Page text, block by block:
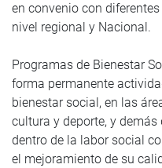
en convenio con
nivel regional y Nacional.
Programas de Bienestar
forma permanente
bienestar social, en las
cultura y deporte, y
dentro de la labor social
el mejoramiento de su